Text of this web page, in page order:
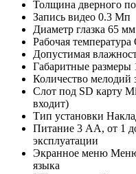
Толщина дверного
Запись видео 0.3 Мп
Диаметр глазка 65 мм
Рабочая температура
Допустимая
Габаритные размеры
Количество мелодий
Слот под SD карту
входит)
Тип установки
Питание 3 АА, от 1
эксплуатации
Экранное меню Меню
языка